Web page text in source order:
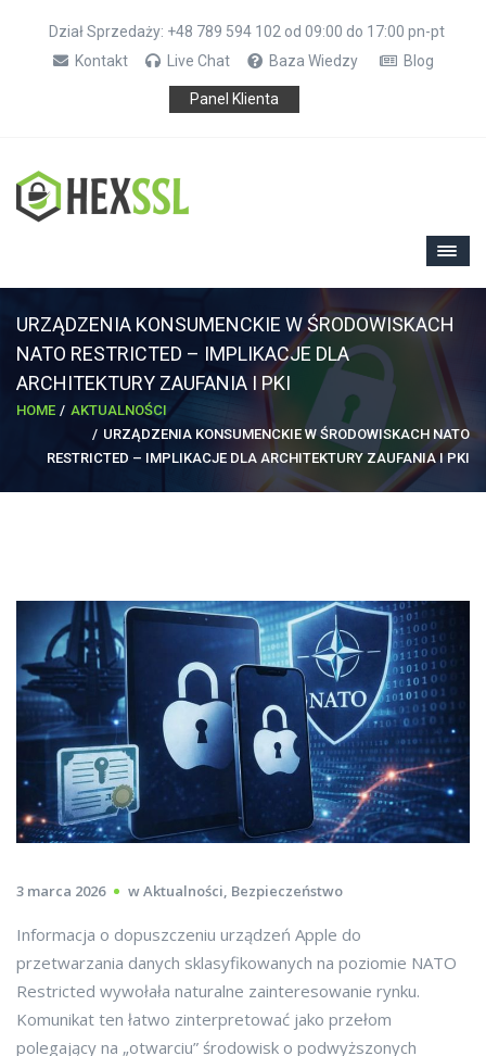
Dział Sprzedaży: +48 789 594 102 od 09:00 do 17:00 pn-pt
Kontakt
Live Chat Baza Wiedzy Blog
Panel Klienta
URZĄDZENIA KONSUMENCKIE W ŚRODOWISKACH
NATO RESTRICTED – IMPLIKACJE DLA
ARCHITEKTURY ZAUFANIA I PKI
HOME
AKTUALNOŚCI
URZĄDZENIA KONSUMENCKIE W ŚRODOWISKACH NATO
RESTRICTED – IMPLIKACJE DLA ARCHITEKTURY ZAUFANIA I PKI
3 marca 2026 wAktualności Bezpieczeństwo
Informacja o dopuszczeniu urządzeń Apple do
przetwarzania danych sklasyfikowanych na poziomie NATO
Restricted wywołała naturalne zainteresowanie rynku.
Komunikat ten łatwo zinterpretować jako przełom
polegający na „otwarciu” środowisk o podwyższonych